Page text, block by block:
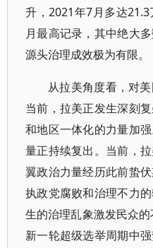
升，2021年7月多达
月最高记录，其中绝大
源头治理成效极为有限。
从拉美角度看，对
当前，拉美正发生深刻
和地区一体化的力量加
量正持续复出。当前，
翼政治力量经历此前蛰
执政党腐败和治理不力
生的治理乱象激发民众
新一轮超级选举周期中